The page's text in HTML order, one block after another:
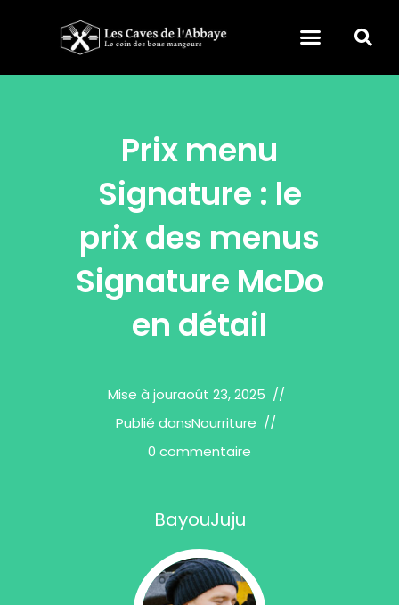
Prix menu
Signature : le
prix des menus
Signature McDo
en détail
Mise à jouraoût 23, 2025
Publié dansNourriture
0 commentaire
BayouJuju